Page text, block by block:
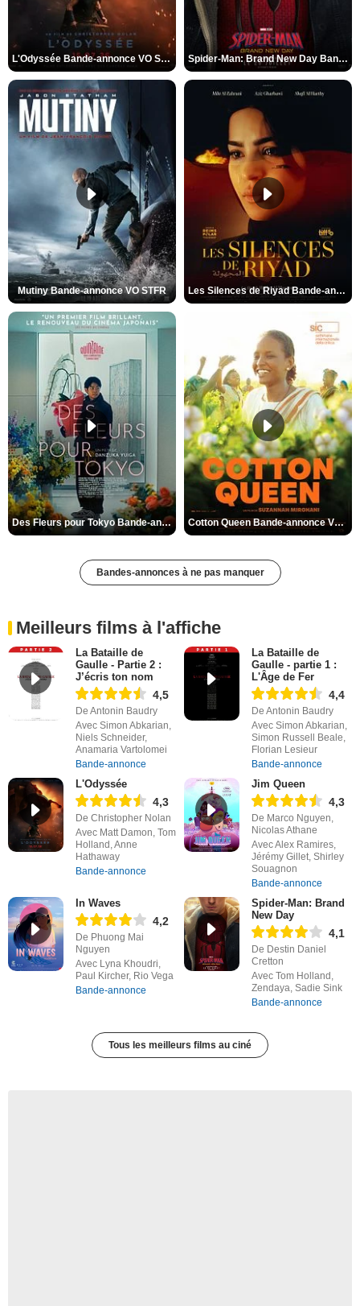
L'Odyssée Bande-annonce VO STFR Spider-Man: Brand New Day Bande-annonce VO STFR
Mutiny Bande-annonce VO STFR Les Silences de Riyad Bande-annonce VO STFR
Des Fleurs pour Tokyo Bande-annonce VO STFR Cotton Queen Bande-annonce VO STFR
Bandes-annonces à ne pas manquer
Meilleurs films à l'affiche
La Bataille de
Gaulle - Partie 2 :
J’écris ton nom
4,5
De Antonin Baudry
Avec Simon Abkarian,
Niels Schneider,
Anamaria Vartolomei
Bande-annonce
La Bataille de
Gaulle - partie 1 :
L'Âge de Fer
4,4
De Antonin Baudry
Avec Simon Abkarian,
Simon Russell Beale,
Florian Lesieur
Bande-annonce
L'Odyssée
4,3
De Christopher Nolan
Avec Matt Damon, Tom
Holland, Anne
Hathaway
Bande-annonce
Jim Queen
4,3
De Marco Nguyen,
Nicolas Athane
Avec Alex Ramires,
Jérémy Gillet, Shirley
Souagnon
Bande-annonce
In Waves
4,2
De Phuong Mai
Nguyen
Avec Lyna Khoudri,
Paul Kircher, Rio Vega
Bande-annonce
Spider-Man: Brand
New Day
4,1
De Destin Daniel
Cretton
Avec Tom Holland,
Zendaya, Sadie Sink
Bande-annonce
Tous les meilleurs films au ciné